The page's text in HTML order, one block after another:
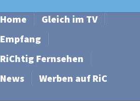
Home
Gleich im TV
Empfang
RiChtig Fernsehen
News
Werben auf RiC